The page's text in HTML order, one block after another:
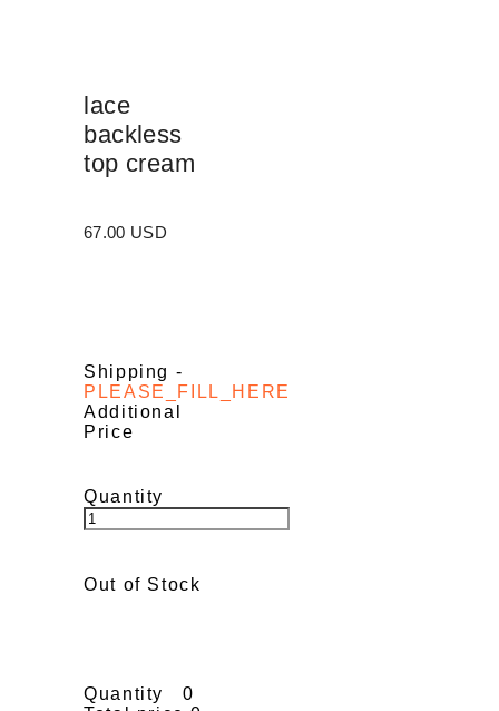
lace
backless
top cream
67.00 USD
Shipping -
PLEASE_FILL_HERE
Additional
Price
Quantity
Out of Stock
Quantity
0